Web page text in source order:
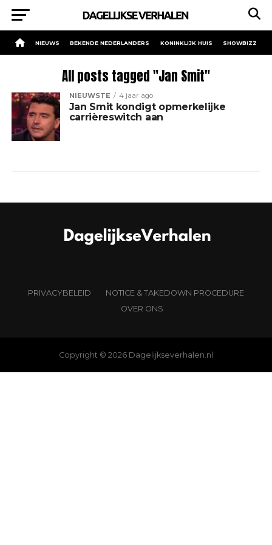
NIEUWS BEKENDE NEDERLANDERS KONINKLIJK HUIS SHOWBIZZ
All posts tagged "Jan Smit"
NIEUWSTE 4 jaar ago
Jan Smit kondigt opmerkelijke
carrièreswitch aan
PRIVACYBELEID
NOTICE & TAKEDOWN PROCEDURE
OVER ONS
Copyright © 2026 Dagelijkseverhalen.nl